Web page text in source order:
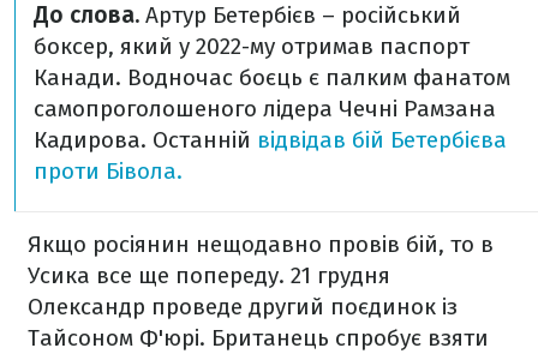
До слова. Артур Бетербієв – російський
боксер, який у 2022-му отримав паспорт
Канади. Водночас боєць є палким фанатом
самопроголошеного лідера Чечні Рамзана
Кадирова. Останній відвідав бій Бетербієва
проти Бівола.
Якщо росіянин нещодавно провів бій, то в
Усика все ще попереду. 21 грудня
Олександр проведе другий поєдинок із
Тайсоном Ф'юрі. Британець спробує взяти